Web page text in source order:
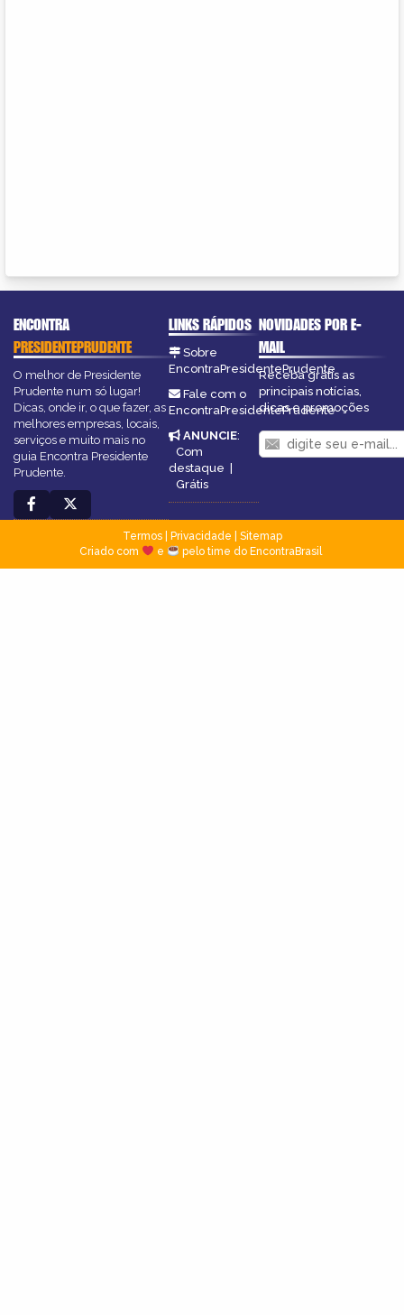
ENCONTRA
PRESIDENTEPRUDENTE
O melhor de Presidente
Prudente num só lugar!
Dicas, onde ir, o que fazer, as
melhores empresas, locais,
serviços e muito mais no
guia Encontra Presidente
Prudente.
LINKS RÁPIDOS
Sobre
EncontraPresidentePrudente
Fale com o
EncontraPresidentePrudente
ANUNCIE:
Com
destaque |
Grátis
NOVIDADES POR E-
MAIL
Receba grátis as
principais notícias,
dicas e promoções
Termos| Privacidade
Sitemap
Criado com
e pelo time do EncontraBrasil